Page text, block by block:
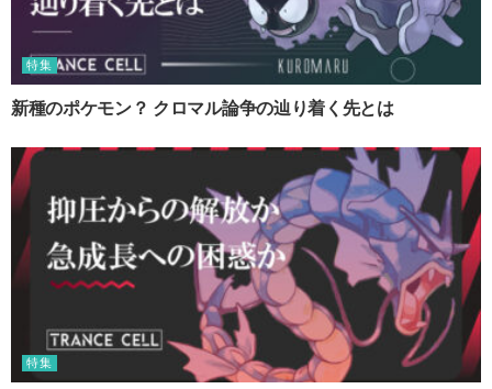
特集
新種のポケモン？ クロマル論争の辿り着く先とは
特集